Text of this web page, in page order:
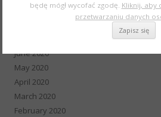
September 2020
June 2020
May 2020
April 2020
March 2020
February 2020
będę mógł wycofać zgodę. Kliknij, aby
przetwarzaniu danych